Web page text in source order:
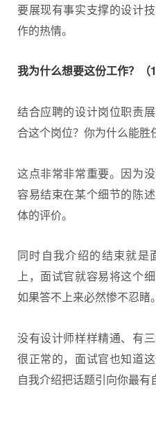
要展现有事实支撑的设计
作的热情。
我为什么想要这份工作？（1
结合应聘的设计岗位职责
合这个岗位？你为什么能胜
这点非常非常重要。因为
容易结束在某个细节的陈
体的评价。
同时自我介绍的结束就是
上，面试官就容易将这个
如果答不上来必然惨不忍睹。
没有设计师样样精通、有
很正常的，面试官也知道
自我介绍把话题引向你最有